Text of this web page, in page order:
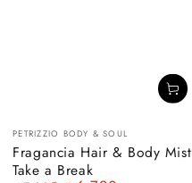
Vendedor:
PETRIZZIO BODY & SOUL
Fragancia Hair & Body Mist
Take a Break